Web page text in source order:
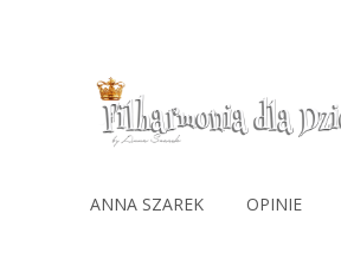
ANNA SZAREK OPINIE